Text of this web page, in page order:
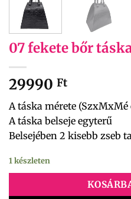
07 fekete bőr
29990 Ft
A táska mérete (SzxMxMé
A táska belseje egyterű
Belsejében 2 kisebb zseb
1 készleten